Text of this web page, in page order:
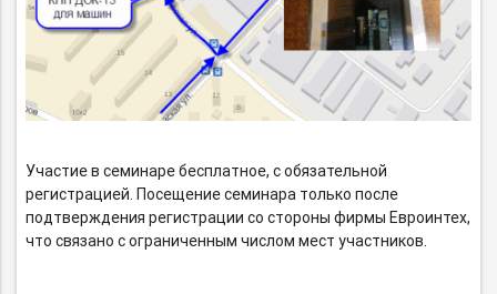
Участие в семинаре бесплатное, с обязательной
регистрацией. Посещение семинара только после
подтверждения регистрации со стороны фирмы Евроинтех,
что связано с ограниченным числом мест участников.